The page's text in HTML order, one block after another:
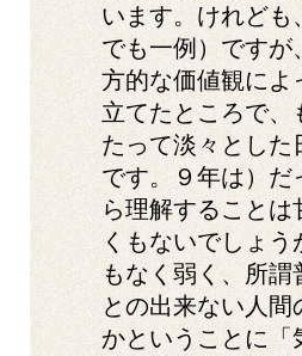
います。けれど
でも一例）です
方的な価値観によ
立てたところで
たって淡々とし
です。９年は）
ら理解すること
くもないでしょ
もなく弱く、所
との出来ない人
かということに「